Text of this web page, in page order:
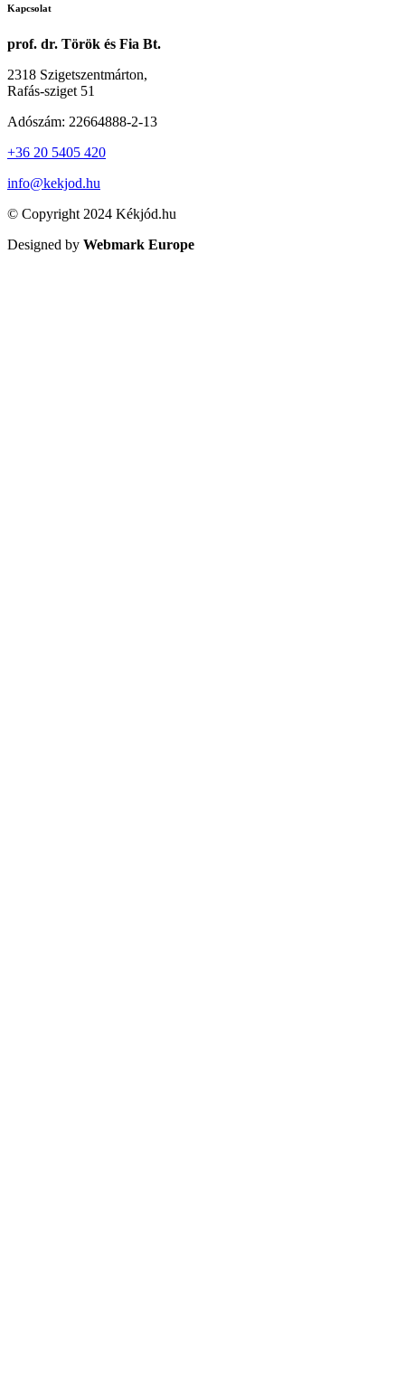
Kapcsolat
prof. dr. Török és Fia Bt.
2318 Szigetszentmárton,
Rafás-sziget 51
Adószám: 22664888-2-13
+36 20 5405 420
info@kekjod.hu
© Copyright 2024 Kékjód.hu
Designed by Webmark Europe